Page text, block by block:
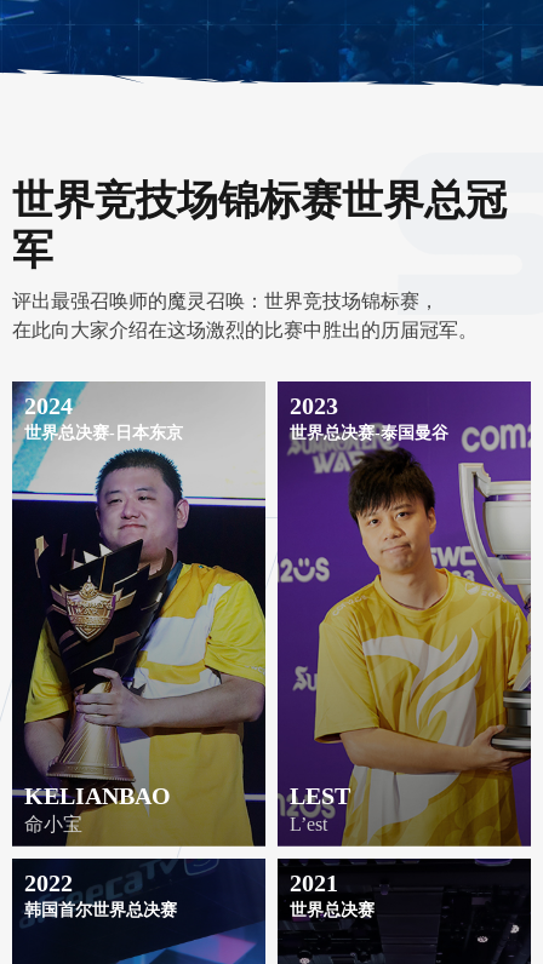
世界竞技场锦标赛世界总冠
军
评出最强召唤师的魔灵召唤：世界竞技场锦标赛，
在此向大家介绍在这场激烈的比赛中胜出的历届冠军。
2024
世界总决赛-日本东京
KELIANBAO
命小宝
2023
世界总决赛-泰国曼谷
LEST
L’est
2022
韩国首尔世界总决赛
2021
世界总决赛